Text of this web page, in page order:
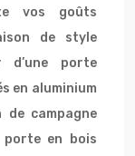
vos goûts
de style
d’une porte
en aluminium
de campagne
en bois